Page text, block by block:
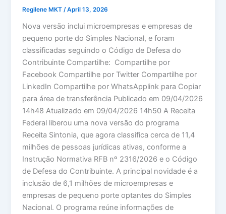
Regilene MKT /April 13, 2026
Nova versão inclui microempresas e empresas de
pequeno porte do Simples Nacional, e foram
classificadas seguindo o Código de Defesa do
Contribuinte Compartilhe: Compartilhe por
Facebook Compartilhe por Twitter Compartilhe por
LinkedIn Compartilhe por WhatsApplink para Copiar
para área de transferência Publicado em 09/04/2026
14h48 Atualizado em 09/04/2026 14h50 A Receita
Federal liberou uma nova versão do programa
Receita Sintonia, que agora classifica cerca de 11,4
milhões de pessoas jurídicas ativas, conforme a
Instrução Normativa RFB nº 2316/2026 e o Código
de Defesa do Contribuinte. A principal novidade é a
inclusão de 6,1 milhões de microempresas e
empresas de pequeno porte optantes do Simples
Nacional. O programa reúne informações de